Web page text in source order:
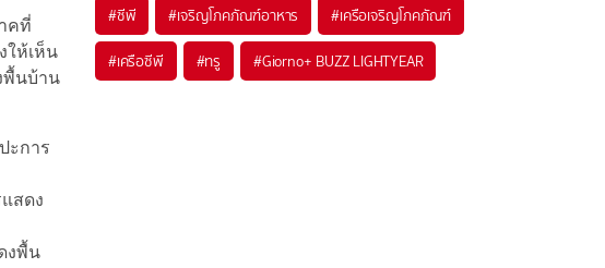
คที่
ให้เห็น
พื้นบ้าน
ะการ
สดง
งพื้น
#ซีพี #เจริญโภคภัณฑ์อาหาร #เครือเจริญโภคภัณฑ์
#เครือซีพี #ทรู #Giorno+ BUZZ LIGHTYEAR